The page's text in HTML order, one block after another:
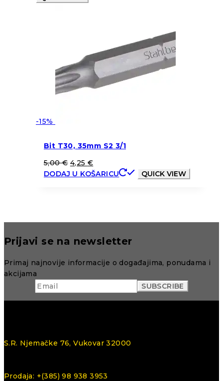
-15%
Bit T30, 35mm S2 3/1
5,00€ 4,25 €
DODAJ U KOŠARICU
QUICK VIEW
Prijavi se na newsletter
Primaj najnovije informacije o događajima, ponudama i
akcijama
S.R. Njemačke 76, Vukovar 32000
Prodaja: +(385) 98 938 3953